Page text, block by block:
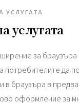
УСЛУГАТА
услугата
за браузъра
потребителите да
в браузъра в
оформление за